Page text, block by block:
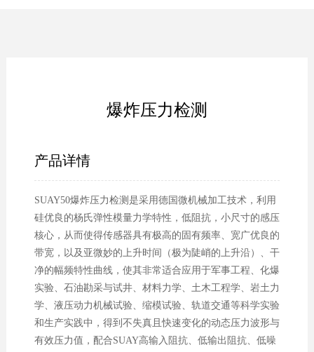
爆炸压力检测
产品详情
SUAY50爆炸压力检测是采用德国微机械加工技术，利用
硅优良的杨氏弹性模量力学特性，低阻抗，小尺寸的感压
核心，从而使得传感器具有极高的固有频率、宽广优良的
带宽，以及亚微妙的上升时间（极为陡峭的上升沿）、干
净的幅频特性曲线，使其非常适合应用于军事工程、化爆
实验、石油勘采与试井、材料力学、土木工程学、岩土力
学、液压动力机械试验、缩模试验、轨道交通等科学实验
和生产实践中，得到不失真且快速变化的动态压力波形与
有效压力值，配合SUAY高输入阻抗、低输出阻抗、低噪